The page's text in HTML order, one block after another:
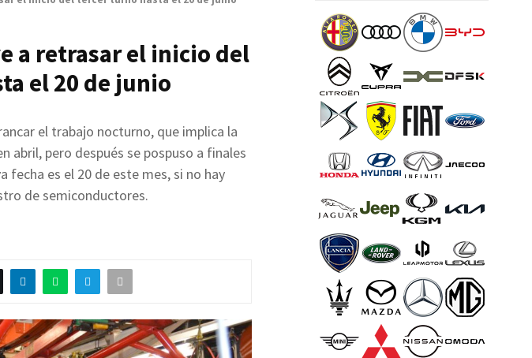
a retrasar el inicio del
el 20 de junio
el trabajo nocturno, que implica la
abril, pero después se pospuso a finales
fecha es el 20 de este mes, si no hay
de semiconductores.